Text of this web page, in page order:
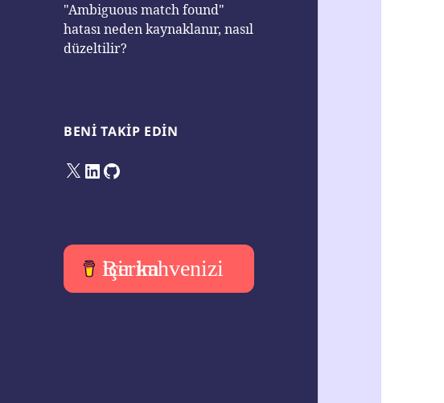
"Ambiguous match found"
hatası neden kaynaklanır, nasıl
düzeltilir?
BENI TAKIP EDIN
X LinkedIn
GitHub
Bir kahvenizi içerim